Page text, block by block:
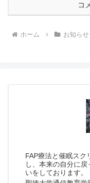
コ
ホーム お知らせ
FAP療法と催眠スク
し、本来の自分に
いをしております。